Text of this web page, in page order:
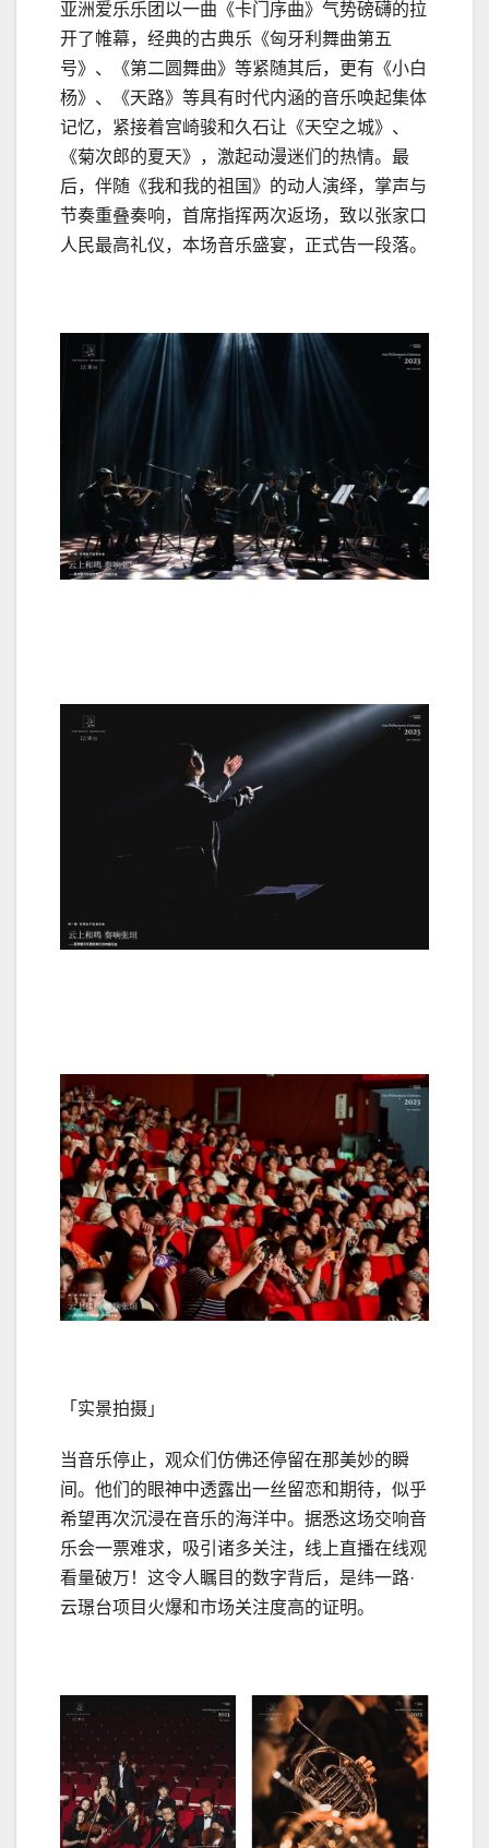
亚洲爱乐乐团以一曲《卡门序曲》气势磅礴的拉
开了帷幕，经典的古典乐《匈牙利舞曲第五
号》、《第二圆舞曲》等紧随其后，更有《小白
杨》、《天路》等具有时代内涵的音乐唤起集体
记忆，紧接着宫崎骏和久石让《天空之城》、
《菊次郎的夏天》，激起动漫迷们的热情。最
后，伴随《我和我的祖国》的动人演绎，掌声与
节奏重叠奏响，首席指挥两次返场，致以张家口
人民最高礼仪，本场音乐盛宴，正式告一段落。
「实景拍摄」
当音乐停止，观众们仿佛还停留在那美妙的瞬
间。他们的眼神中透露出一丝留恋和期待，似乎
希望再次沉浸在音乐的海洋中。据悉这场交响音
乐会一票难求，吸引诸多关注，线上直播在线观
看量破万！这令人瞩目的数字背后，是纬一路·
云璟台项目火爆和市场关注度高的证明。